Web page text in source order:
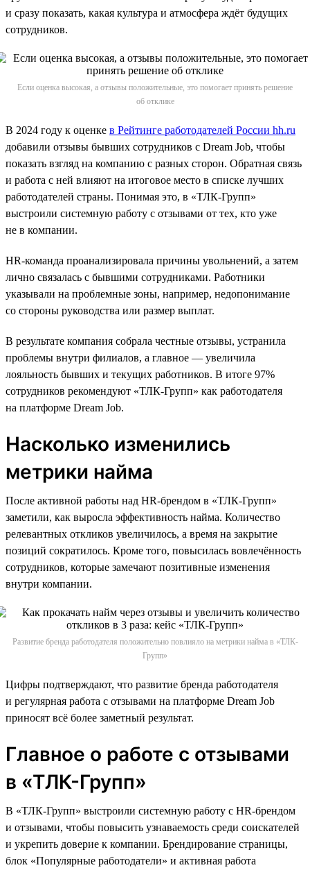
и сразу показать, какая культура и атмосфера ждёт будущих
сотрудников.
Если оценка высокая, а отзывы положительные, это помогает принять решение
об отклике
В 2024 году к оценке в Рейтинге работодателей России hh.ru
добавили отзывы бывших сотрудников с Dream Job, чтобы
показать взгляд на компанию с разных сторон. Обратная связь
и работа с ней влияют на итоговое место в списке лучших
работодателей страны. Понимая это, в «ТЛК-Групп»
выстроили системную работу с отзывами от тех, кто уже
не в компании.
HR-команда проанализировала причины увольнений, а затем
лично связалась с бывшими сотрудниками. Работники
указывали на проблемные зоны, например, недопонимание
со стороны руководства или размер выплат.
В результате компания собрала честные отзывы, устранила
проблемы внутри филиалов, а главное — увеличила
лояльность бывших и текущих работников. В итоге 97%
сотрудников рекомендуют «ТЛК-Групп» как работодателя
на платформе Dream Job.
Насколько изменились
метрики найма
После активной работы над HR-брендом в «ТЛК-Групп»
заметили, как выросла эффективность найма. Количество
релевантных откликов увеличилось, а время на закрытие
позиций сократилось. Кроме того, повысилась вовлечённость
сотрудников, которые замечают позитивные изменения
внутри компании.
Развитие бренда работодателя положительно повлияло на метрики найма в «ТЛК-
Групп»
Цифры подтверждают, что развитие бренда работодателя
и регулярная работа с отзывами на платформе Dream Job
приносят всё более заметный результат.
Главное о работе с отзывами
в «ТЛК-Групп»
В «ТЛК-Групп» выстроили системную работу с HR-брендом
и отзывами, чтобы повысить узнаваемость среди соискателей
и укрепить доверие к компании. Брендирование страницы,
блок «Популярные работодатели» и активная работа